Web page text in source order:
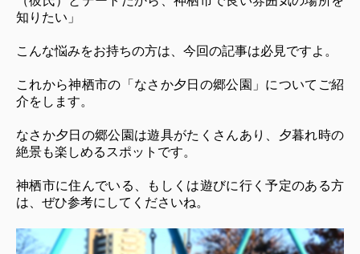
知りたい」
こんな悩みをお持ちの方は、今回の記事は必見ですよ。
これから神栖市の「なさか夕日の郷公園」についてご紹
介をします。
なさか夕日の郷公園は遊具がたくさんあり、夕暮れ時の
絶景も楽しめるスポットです。
神栖市に住んでいる、もしくは遊びに行く予定のある方
は、ぜひ参考にしてくださいね。